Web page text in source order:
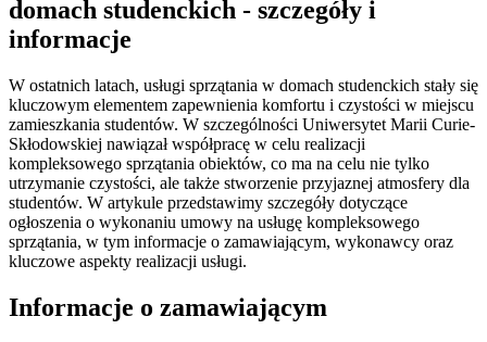
domach studenckich - szczegóły i
informacje
W ostatnich latach, usługi sprzątania w domach studenckich stały się
kluczowym elementem zapewnienia komfortu i czystości w miejscu
zamieszkania studentów. W szczególności Uniwersytet Marii Curie-
Skłodowskiej nawiązał współpracę w celu realizacji
kompleksowego sprzątania obiektów, co ma na celu nie tylko
utrzymanie czystości, ale także stworzenie przyjaznej atmosfery dla
studentów. W artykule przedstawimy szczegóły dotyczące
ogłoszenia o wykonaniu umowy na usługę kompleksowego
sprzątania, w tym informacje o zamawiającym, wykonawcy oraz
kluczowe aspekty realizacji usługi.
Informacje o zamawiającym